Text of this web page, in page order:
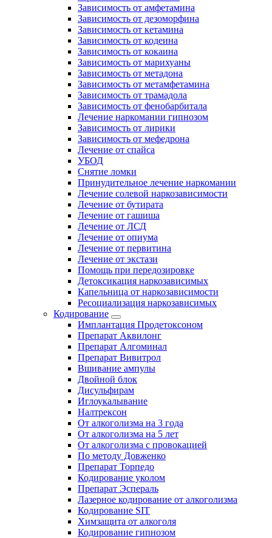
Зависимость от амфетамина
Зависимость от дезоморфина
Зависимость от кетамина
Зависимость от кодеина
Зависимость от кокаина
Зависимость от марихуаны
Зависимость от метадона
Зависимость от метамфетамина
Зависимость от трамадола
Зависимость от фенобарбитала
Лечение наркомании гипнозом
Зависимость от лирики
Зависимость от мефедрона
Лечение от спайса
УБОД
Снятие ломки
Принудительное лечение наркомании
Лечение солевой наркозависимости
Лечение от бутирата
Лечение от гашиша
Лечение от ЛСД
Лечение от опиума
Лечение от первитина
Лечение от экстази
Помощь при передозировке
Детоксикация наркозависимых
Капельница от наркозависимости
Ресоциализация наркозависимых
Кодирование
Имплантация Продетоксоном
Препарат Аквилонг
Препарат Алгоминал
Препарат Вивитрол
Вшивание ампулы
Двойной блок
Дисульфирам
Иглоукалывание
Налтрексон
От алкоголизма на 3 года
От алкоголизма на 5 лет
От алкоголизма с провокацией
По методу Довженко
Препарат Торпедо
Кодирование уколом
Препарат Эспераль
Лазерное кодирование от алкоголизма
Кодирование SIT
Химзащита от алкоголя
Кодирование гипнозом